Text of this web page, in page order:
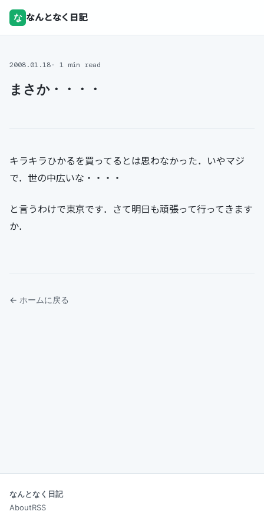
な なんとなく日記
2008.01.18 1 min read
まさか・・・・
キラキラひかるを買ってるとは思わなかった．いやマジ
で．世の中広いな・・・・
と言うわけで東京です．さて明日も頑張って行ってきます
か．
← ホームに戻る
なんとなく日記
AboutRSS